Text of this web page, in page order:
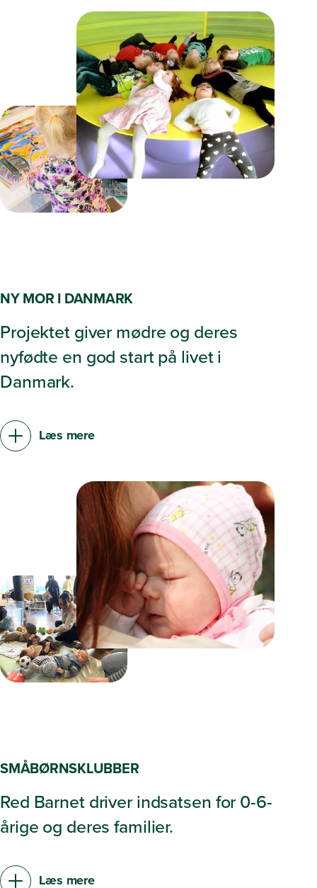
NY MOR I DANMARK
Projektet giver mødre og deres
nyfødte en god start på livet i
Danmark.
Læs mere
SMÅBØRNSKLUBBER
Red Barnet driver indsatsen for 0-6-
årige og deres familier.
Læs mere